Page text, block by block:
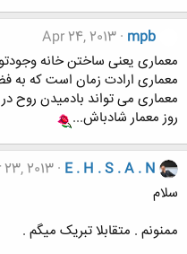
mpb
Apr 24, 2013
معماری یعنی ساختن خانه
معماری ارادت زمان است که به
معماری می تواند بادمیدن روح
روز معمار شادباش...
E . H . S . A . N
2013
سلام
ممنونم . متقابلا تبریک میگم .